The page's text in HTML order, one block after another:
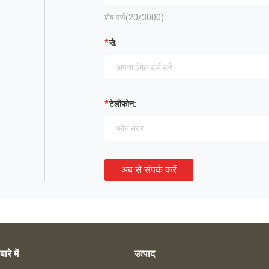
शेष वर्ण(20/3000)
से:
टेलीफोन:
अब से संपर्क करें
में उत्पाद